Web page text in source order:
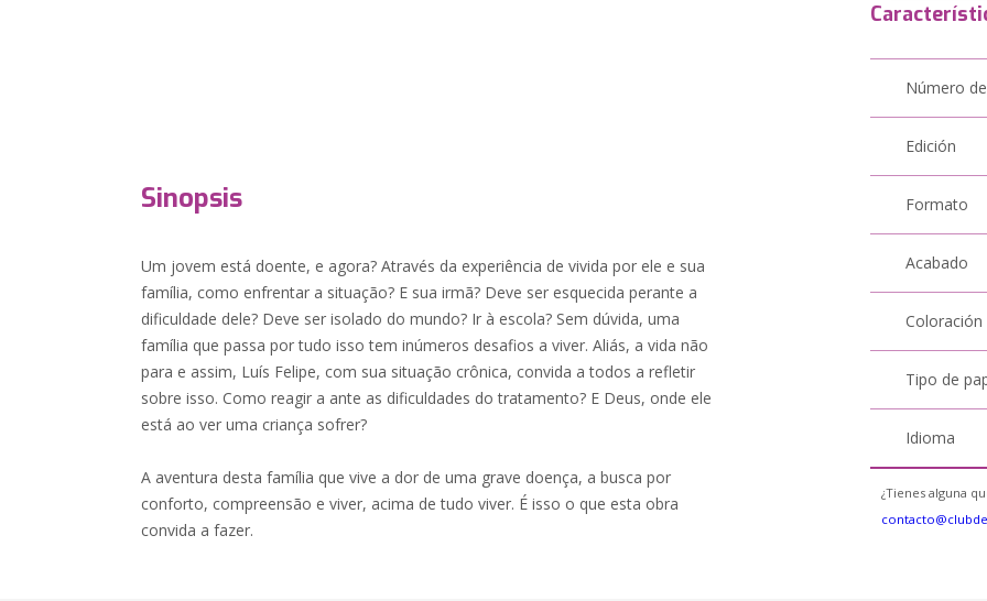
Sinopsis
Um jovem está doente, e agora? Através da experiência de vivida por ele e sua
família, como enfrentar a situação? E sua irmã? Deve ser esquecida perante a
dificuldade dele? Deve ser isolado do mundo? Ir à escola? Sem dúvida, uma
família que passa por tudo isso tem inúmeros desafios a viver. Aliás, a vida não
para e assim, Luís Felipe, com sua situação crônica, convida a todos a refletir
sobre isso. Como reagir a ante as dificuldades do tratamento? E Deus, onde ele
está ao ver uma criança sofrer?
A aventura desta família que vive a dor de uma grave doença, a busca por
conforto, compreensão e viver, acima de tudo viver. É isso o que esta obra
convida a fazer.
Número
Edición
Formato
Acabado
Coloración
Tipo de
Idioma
¿Tienes alguna